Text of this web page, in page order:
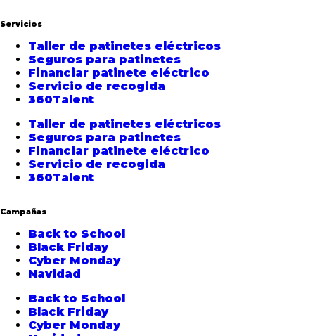
Servicios
Taller de patinetes eléctricos
Seguros para patinetes
Financiar patinete eléctrico
Servicio de recogida
360Talent
Taller de patinetes eléctricos
Seguros para patinetes
Financiar patinete eléctrico
Servicio de recogida
360Talent
Campañas
Back to School
Black Friday
Cyber Monday
Navidad
Back to School
Black Friday
Cyber Monday